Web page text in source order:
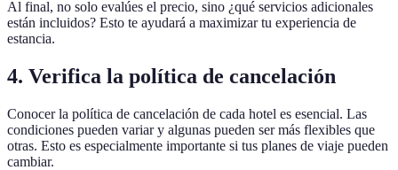
Al final, no solo evalúes el precio, sino ¿qué servicios adicionales
están incluidos? Esto te ayudará a maximizar tu experiencia de
estancia.
4. Verifica la política de cancelación
Conocer la política de cancelación de cada hotel es esencial. Las
condiciones pueden variar y algunas pueden ser más flexibles que
otras. Esto es especialmente importante si tus planes de viaje pueden
cambiar.